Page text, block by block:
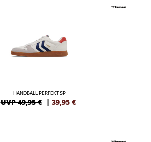
HANDBALL PERFEKT SP
UVP 49,95 € | 39,95 €